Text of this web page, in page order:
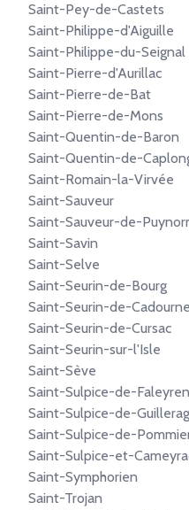
Saint-Pey-de-Castets
Saint-Philippe-d'Aiguille
Saint-Philippe-du-Seignal
Saint-Pierre-d'Aurillac
Saint-Pierre-de-Bat
Saint-Pierre-de-Mons
Saint-Quentin-de-Baron
Saint-Quentin-de-
Saint-Romain-la-Virvée
Saint-Sauveur
Saint-Sauveur-de-
Saint-Savin
Saint-Selve
Saint-Seurin-de-Bourg
Saint-Seurin-de-Cadourne
Saint-Seurin-de-Cursac
Saint-Seurin-sur-l'Isle
Saint-Sève
Saint-Sulpice-de-
Saint-Sulpice-de-
Saint-Sulpice-de-
Saint-Sulpice-et-
Saint-Symphorien
Saint-Trojan